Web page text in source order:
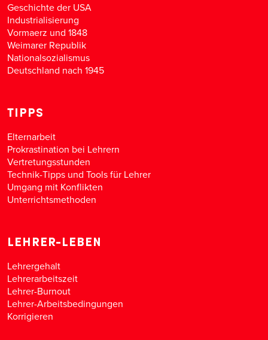
Geschichte der USA
Industrialisierung
Vormaerz und 1848
Weimarer Republik
Nationalsozialismus
Deutschland nach 1945
TIPPS
Elternarbeit
Prokrastination bei Lehrern
Vertretungsstunden
Technik-Tipps und Tools für Lehrer
Umgang mit Konflikten
Unterrichtsmethoden
LEHRER-LEBEN
Lehrergehalt
Lehrerarbeitszeit
Lehrer-Burnout
Lehrer-Arbeitsbedingungen
Korrigieren